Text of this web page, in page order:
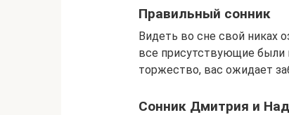
Правильный сонник
Видеть во сне свой никах
все присутствующие были
торжество, вас ожидает
Сонник Дмитрия и